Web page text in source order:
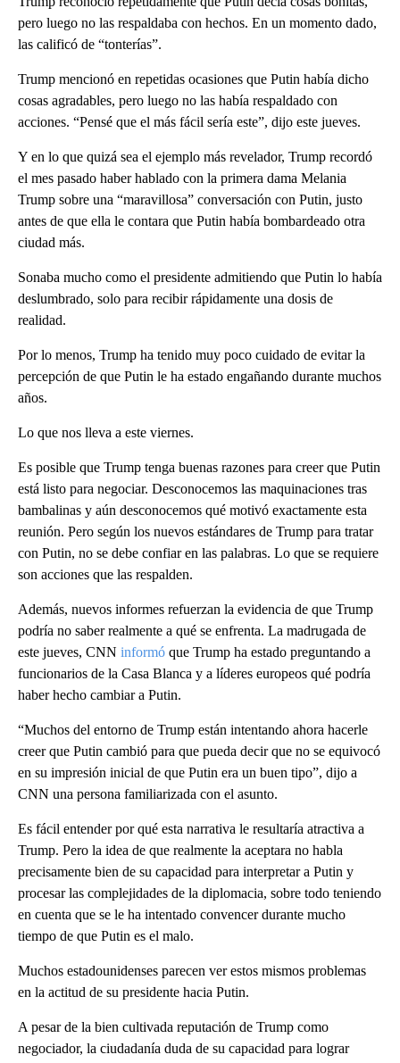
pero luego no las respaldaba con hechos. En un momento dado,
las calificó de “tonterías”.
Trump mencionó en repetidas ocasiones que Putin había dicho
cosas agradables, pero luego no las había respaldado con
acciones. “Pensé que el más fácil sería este”, dijo este jueves.
Y en lo que quizá sea el ejemplo más revelador, Trump recordó
el mes pasado haber hablado con la primera dama Melania
Trump sobre una “maravillosa” conversación con Putin, justo
antes de que ella le contara que Putin había bombardeado otra
ciudad más.
Sonaba mucho como el presidente admitiendo que Putin lo había
deslumbrado, solo para recibir rápidamente una dosis de
realidad.
Por lo menos, Trump ha tenido muy poco cuidado de evitar la
percepción de que Putin le ha estado engañando durante muchos
años.
Lo que nos lleva a este viernes.
Es posible que Trump tenga buenas razones para creer que Putin
está listo para negociar. Desconocemos las maquinaciones tras
bambalinas y aún desconocemos qué motivó exactamente esta
reunión. Pero según los nuevos estándares de Trump para tratar
con Putin, no se debe confiar en las palabras. Lo que se requiere
son acciones que las respalden.
Además, nuevos informes refuerzan la evidencia de que Trump
podría no saber realmente a qué se enfrenta. La madrugada de
este jueves, CNN informó que Trump ha estado preguntando a
funcionarios de la Casa Blanca y a líderes europeos qué podría
haber hecho cambiar a Putin.
“Muchos del entorno de Trump están intentando ahora hacerle
creer que Putin cambió para que pueda decir que no se equivocó
en su impresión inicial de que Putin era un buen tipo”, dijo a
CNN una persona familiarizada con el asunto.
Es fácil entender por qué esta narrativa le resultaría atractiva a
Trump. Pero la idea de que realmente la aceptara no habla
precisamente bien de su capacidad para interpretar a Putin y
procesar las complejidades de la diplomacia, sobre todo teniendo
en cuenta que se le ha intentado convencer durante mucho
tiempo de que Putin es el malo.
Muchos estadounidenses parecen ver estos mismos problemas
en la actitud de su presidente hacia Putin.
A pesar de la bien cultivada reputación de Trump como
negociador, la ciudadanía duda de su capacidad para lograr